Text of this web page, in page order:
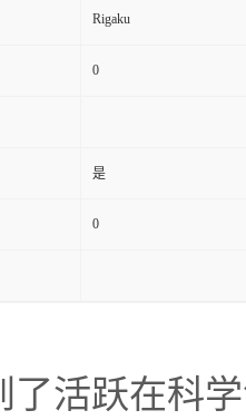
Rigaku
0
是
0
活跃在科